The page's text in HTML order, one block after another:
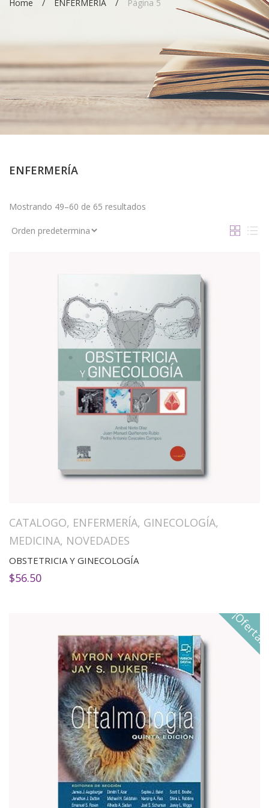
Home ENFERMERÍA Página 5
ENFERMERÍA
Mostrando 49–60 de 65 resultados
CATALOGO, ENFERMERÍA, GINECOLOGÍA,
MEDICINA, NOVEDADES
OBSTETRICIA Y GINECOLOGÍA
$56.50
¡Oferta!